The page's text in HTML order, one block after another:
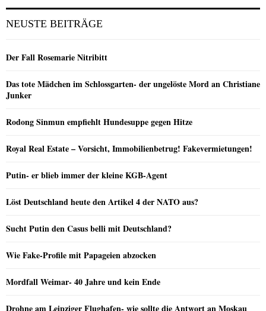
NEUSTE BEITRÄGE
Der Fall Rosemarie Nitribitt
Das tote Mädchen im Schlossgarten- der ungelöste Mord an Christiane
Junker
Rodong Sinmun empfiehlt Hundesuppe gegen Hitze
Royal Real Estate – Vorsicht, Immobilienbetrug! Fakevermietungen!
Putin- er blieb immer der kleine KGB-Agent
Löst Deutschland heute den Artikel 4 der NATO aus?
Sucht Putin den Casus belli mit Deutschland?
Wie Fake-Profile mit Papageien abzocken
Mordfall Weimar- 40 Jahre und kein Ende